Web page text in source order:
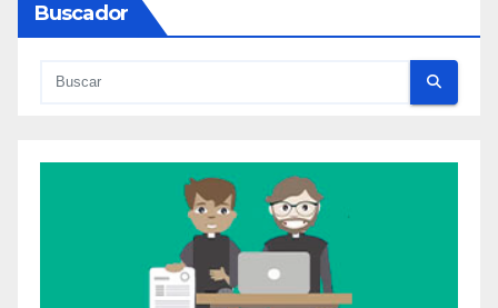
Buscador